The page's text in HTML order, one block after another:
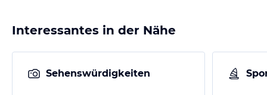
Interessantes in der Nähe
Sehenswürdigkeiten